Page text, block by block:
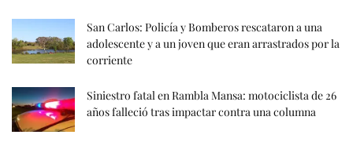
San Carlos: Policía y Bomberos rescataron a una
adolescente y a un joven que eran arrastrados por la
corriente
Siniestro fatal en Rambla Mansa: motociclista de 26
años falleció tras impactar contra una columna